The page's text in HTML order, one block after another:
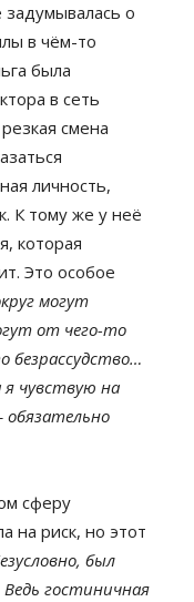
о
в чём-то
была
в сеть
смена
личность,
К тому же у неё
которая
Это особое
могут
от чего-то
безрассудство…
я чувствую на
обязательно
сферу
на риск, но этот
был
гостиничная